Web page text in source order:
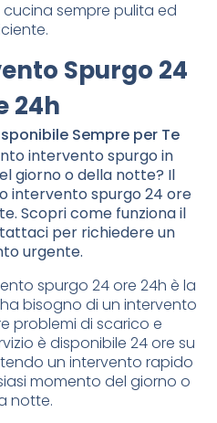
sempre pulita ed
Spurgo 24
24h
Sempre per Te
intervento spurgo in
giorno o della notte? Il
intervento spurgo 24 ore
Scopri come funziona il
per richiedere un
urgente.
spurgo 24 ore 24h è la
bisogno di un intervento
problemi di scarico e
è disponibile 24 ore su
un intervento rapido
momento del giorno o
notte.